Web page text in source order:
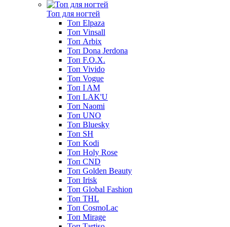
Топ для ногтей
Топ Elpaza
Топ Vinsall
Топ Arbix
Топ Dona Jerdona
Топ F.O.X.
Топ Vivido
Топ Vogue
Топ I AM
Топ LAK'U
Топ Naomi
Топ UNO
Топ Bluesky
Топ SH
Топ Kodi
Топ Holy Rose
Топ CND
Топ Golden Beauty
Топ Irisk
Топ Global Fashion
Топ THL
Топ CosmoLac
Топ Mirage